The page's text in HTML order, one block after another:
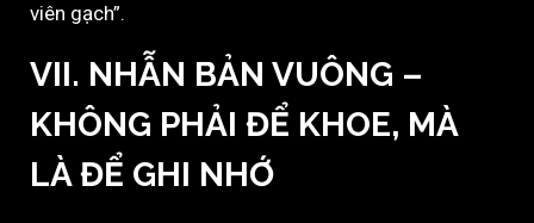
viên gạch”.
VII. NHẪN BẢN VUÔNG –
KHÔNG PHẢI ĐỂ KHOE, MÀ
LÀ ĐỂ GHI NHỚ